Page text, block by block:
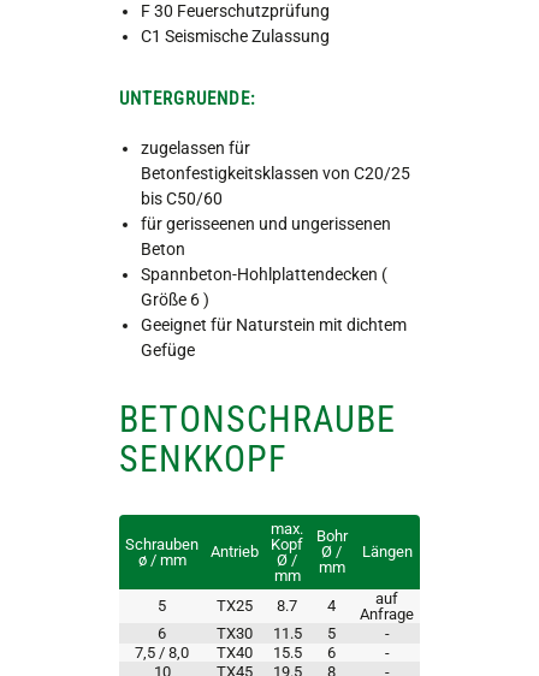
F 30 Feuerschutzprüfung
C1 Seismische Zulassung
UNTERGRUENDE:
zugelassen für
Betonfestigkeitsklassen von C20/25
bis C50/60
für gerisseenen und ungerissenen
Beton
Spannbeton-Hohlplattendecken (
Größe 6 )
Geeignet für Naturstein mit dichtem
Gefüge
BETONSCHRAUBE
SENKKOPF
Schrauben
ø / mm
Antrieb
max.
Kopf
Ø /
mm
Bohr
Ø /
mm
Längen
5 TX25 8.7 4
auf
Anfrage
6
TX30 11.5 5
-
7,5 / 8,0
TX40 15.5 6
-
10
TX45 19.5 8
-